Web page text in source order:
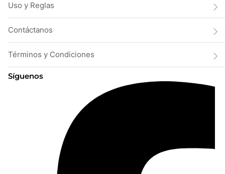
Uso y Reglas
Contáctanos
Términos y Condiciones
Síguenos